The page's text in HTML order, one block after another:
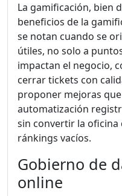
La gamificación, bien
beneficios de la
se notan cuando se
útiles, no solo a
impactan el negocio,
cerrar tickets con
proponer mejoras
automatización
sin convertir la oficina
ránkings vacíos.
Gobierno de
online